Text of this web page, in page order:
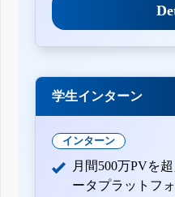
学生インターン
インターン
月間500万PVを
ータプラットフ